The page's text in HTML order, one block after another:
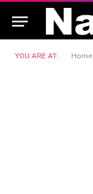
YOU ARE AT: Home